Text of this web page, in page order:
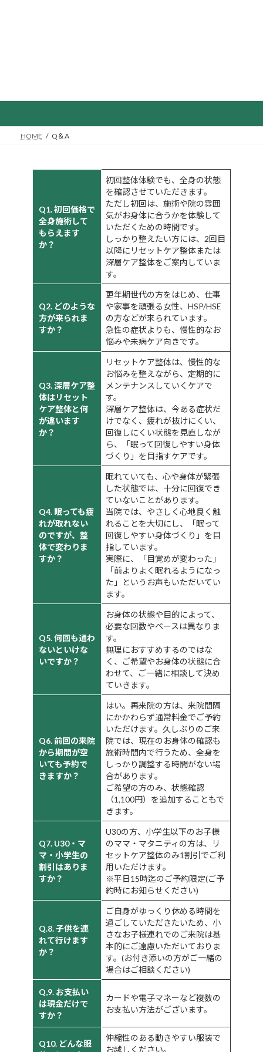
ッ
移
HOME Q＆A
Q1. 初回価格で
全身施術して
もらえます
か？
初回整体体験でも、全身の状態
を確認させていただきます。
ただし初回は、施術や院の雰囲
気がお身体に合うかを体験して
いただくための時間です。
しっかり整えたい方には、2回目
以降にリセットケア整体または
深層ケア整体をご案内していま
す。
Q2. どのような
方が来られま
すか？
更年期世代の方をはじめ、仕事
や家事を頑張る女性、HSP/HSE
の方などが来られています。
急性の症状よりも、慢性的なお
悩みや未病ケア向きです。
Q3. 深層ケア整
体はリセット
ケア整体と何
が違います
か？
リセットケア整体は、慢性的な
お悩みを整えながら、定期的に
メンテナンスしていくケアで
す。
深層ケア整体は、今ある症状だ
けでなく、疲れが抜けにくい、
回復しにくい状態を見直しなが
ら、「眠って回復しやすい身体
づくり」を目指すケアです。
Q4. 眠っても疲
れが取れない
のですが、整
体で変わりま
すか？
眠れていても、心や身体が緊張
した状態では、十分に回復でき
ていないことがあります。
当院では、やさしく心地良く触
れることを大切にし、「眠って
回復しやすい身体づくり」を目
指しています。
実際に、「目覚めが変わった」
「前よりよく眠れるようになっ
た」というお声もいただいてい
ます。
Q5. 何回も通わ
ないといけな
いですか？
お身体の状態や目的によって、
必要な回数やペースは異なりま
す。
無理におすすめするのではな
く、ご希望やお身体の状態に合
わせて、ご一緒に相談して決め
ていきます。
Q6. 前回の来院
から期間が空
いても予約で
きますか？
はい。再来院の方は、来院間隔
にかかわらず通常料金でご予約
いただけます。久しぶりのご来
院では、現在のお身体の確認も
施術時間内で行うため、全身を
しっかり調整する時間がない場
合があります。
ご希望の方のみ、状態確認
（1,100円）を追加することもで
きます。
Q7. U30・マ
マ・小学生の
割引はありま
すか？
U30の方、小学生以下のお子様
のママ・マタニティの方は、リ
セットケア整体のみ1割引でご利
用いただけます。
※平日15時迄のご予約限定(ご予
約時にお知らせください)
Q.8. 子供を連
れて行けます
か？
ご自身がゆっくり休める時間を
過ごしていただきたいため、小
さなお子様連れでのご来院は基
本的にご遠慮いただいておりま
す。(お付き添いの方がご一緒の
場合はご相談ください)
Q,9. お支払い
は現金だけで
すか？
カードや電子マネーなど複数の
お支払い方法がございます。
Q10. どんな服
伸縮性のある動きやすい服装で
お越しください。